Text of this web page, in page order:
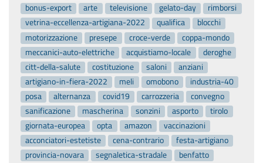
bonus-export
arte televisione gelato-day
rimborsi
vetrina-eccellenza-artigiana-2022
qualifica
blocchi
motorizzazione
presepe croce-verde
coppa-mondo
meccanici-auto-elettriche
acquistiamo-locale
deroghe
citt-della-salute
costituzione saloni
anziani
artigiano-in-fiera-2022
meli omobono
industria-40
posa
alternanza covid19 carrozzeria
convegno
sanificazione
mascherina sonzini asporto
tirolo
giornata-europea
opta amazon
vaccinazioni
acconciatori-estetiste
cena-contrario
festa-artigiano
provincia-novara
segnaletica-stradale
benfatto